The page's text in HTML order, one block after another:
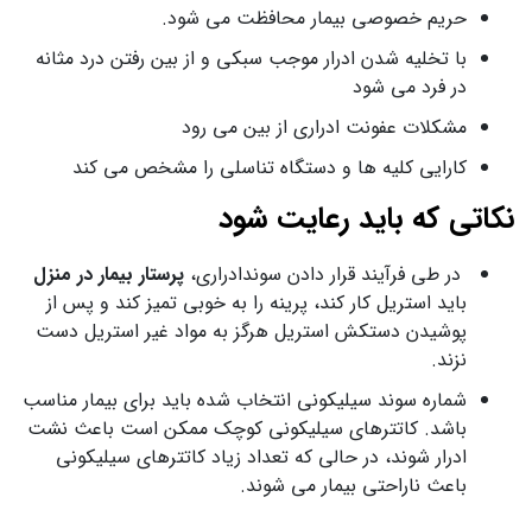
حریم خصوصی بیمار محافظت می شود.
با تخلیه شدن ادرار موجب سبکی و از بین رفتن درد مثانه
در فرد می شود
مشکلات عفونت ادراری از بین می رود
کارایی کلیه ها و دستگاه تناسلی را مشخص می کند
نکاتی که باید رعایت شود
در طی فرآیند قرار دادن سوندادراری، پرستار بیمار در منزل
باید استریل کار کند، پرینه را به خوبی تمیز کند و پس از
پوشیدن دستکش استریل هرگز به مواد غیر استریل دست
نزند.
شماره سوند سیلیکونی انتخاب شده باید برای بیمار مناسب
باشد. کاتترهای سیلیکونی کوچک ممکن است باعث نشت
ادرار شوند، در حالی که تعداد زیاد کاتترهای سیلیکونی
باعث ناراحتی بیمار می شوند.